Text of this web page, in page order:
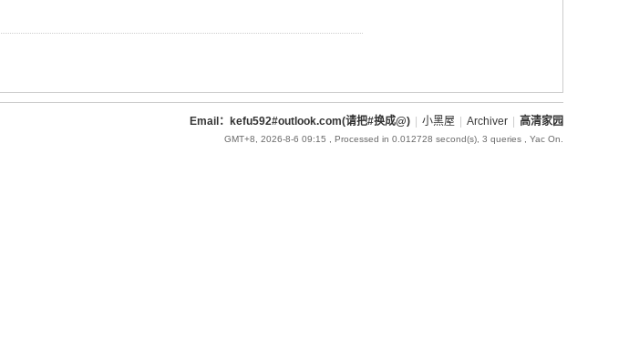
Email：kefu592#outlook.com(请把#换成@) 小黑屋 Archiver 高清家园
GMT+8, 2026-8-6 09:15 , Processed in 0.012728 second(s), 3 queries , Yac On.